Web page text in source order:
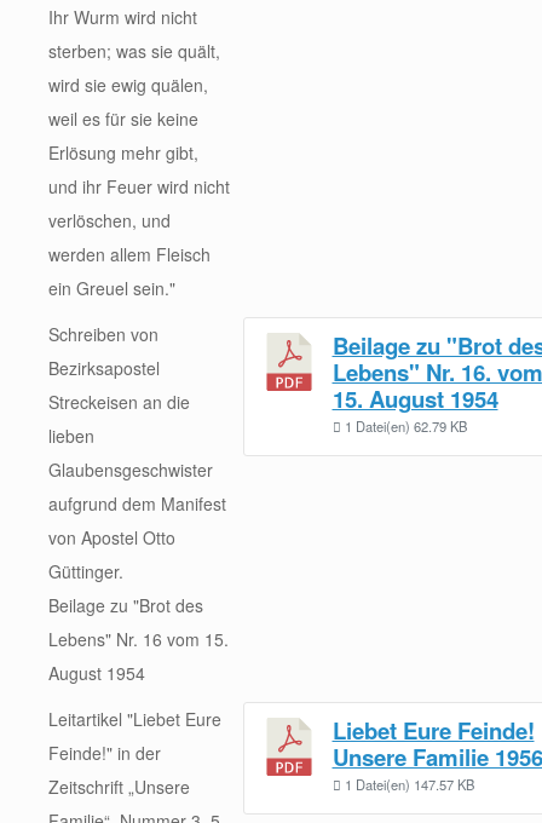
Ihr Wurm wird nicht
sterben; was sie quält,
wird sie ewig quälen,
weil es für sie keine
Erlösung mehr gibt,
und ihr Feuer wird nicht
verlöschen, und
werden allem Fleisch
ein Greuel sein."
Schreiben von
Bezirksapostel
Streckeisen an die
lieben
Glaubensgeschwister
aufgrund dem Manifest
von Apostel Otto
Güttinger.
Beilage zu "Brot des
Lebens" Nr. 16 vom 15.
August 1954
Beilage zu "Brot
Lebens" Nr. 16. vom
15. August 1954
1 Datei(en) 62.79 KB
Leitartikel "Liebet Eure
Feinde!" in der
Zeitschrift „Unsere
Liebet Eure Feinde!
Unsere Familie 1956
1 Datei(en) 147.57 KB